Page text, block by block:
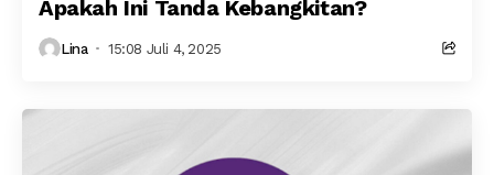
Apakah Ini Tanda Kebangkitan?
Lina 15:08 Juli 4, 2025